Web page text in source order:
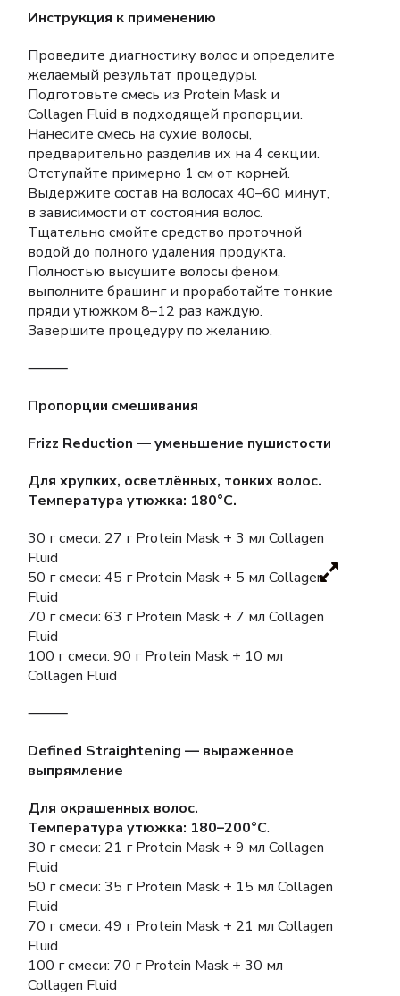
Инструкция к применению
Проведите диагностику волос и определите
желаемый результат процедуры.
Подготовьте смесь из Protein Mask и
Collagen Fluid в подходящей пропорции.
Нанесите смесь на сухие волосы,
предварительно разделив их на 4 секции.
Отступайте примерно 1 см от корней.
Выдержите состав на волосах 40–60 минут,
в зависимости от состояния волос.
Тщательно смойте средство проточной
водой до полного удаления продукта.
Полностью высушите волосы феном,
выполните брашинг и проработайте тонкие
пряди утюжком 8–12 раз каждую.
Завершите процедуру по желанию.
⸻
Пропорции смешивания
Frizz Reduction — уменьшение пушистости
Для хрупких, осветлённых, тонких волос.
Температура утюжка: 180°C.
30 г смеси: 27 г Protein Mask + 3 мл Collagen
Fluid
50 г смеси: 45 г Protein Mask + 5 мл Collagen
Fluid
70 г смеси: 63 г Protein Mask + 7 мл Collagen
Fluid
100 г смеси: 90 г Protein Mask + 10 мл
Collagen Fluid
⸻
Defined Straightening — выраженное
выпрямление
Для окрашенных волос.
Температура утюжка: 180–200°C.
30 г смеси: 21 г Protein Mask + 9 мл Collagen
Fluid
50 г смеси: 35 г Protein Mask + 15 мл Collagen
Fluid
70 г смеси: 49 г Protein Mask + 21 мл Collagen
Fluid
100 г смеси: 70 г Protein Mask + 30 мл
Collagen Fluid